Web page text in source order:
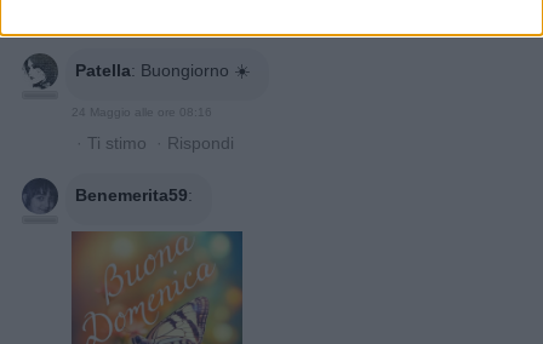
Patella: Buongiorno ☀️
24 Maggio alle ore 08:16
· Ti stimo · Rispondi
Benemerita59: